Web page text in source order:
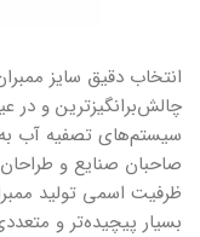
انتخاب دقیق سایز
چالش‌برانگیزترین و
صاحبان صنایع و
ظرفیت اسمی تولید
بسیار پیچیده‌تر و